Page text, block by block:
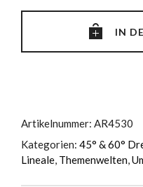
42
IN
Artikelnummer: AR4530
Kategorien: 45° & 60°
Lineale, Themenwelten,